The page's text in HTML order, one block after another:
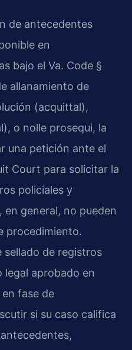
de antecedentes
en
bajo el Va. Code §
allanamiento de
(acquittal),
o nolle prosequi, la
una petición ante el
Court para solicitar la
policiales y
en general, no pueden
procedimiento.
sellado de registros
legal aprobado en
fase de
si su caso califica